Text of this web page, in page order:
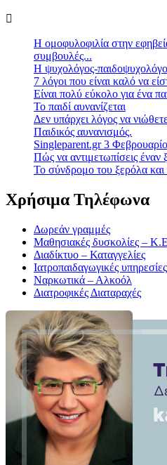
Η ομοφυλοφιλία στην
συμβουλές...
Η ψυχολόγος-
7 λόγοι που είναι καλό να
Είναι πολύ εύκολο για ένα
Το παιδί αυνανίζεται
Δεν υπάρχει λόγος να
Παιδικός αυνανισμός.
Singleparent.gr 3
Πώς να αντιμετωπίσεις έναν
Το σύνδρομο του ξερόλα
Χρήσιμα Τηλέφωνα
Δωρεάν γραμμές
Μαθησιακές δυσκολίες –
Διαδίκτυο – Καταγγελίες
Ιατροπαιδαγωγικές υπηρεσίες
Ναρκωτικά – Αλκοόλ
Διατροφικές Διαταραχές